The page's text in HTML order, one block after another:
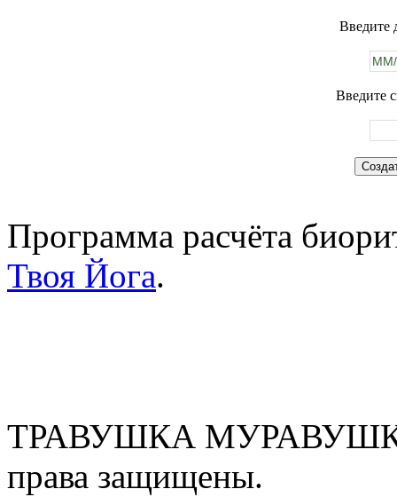
Введите
Введите
Программа расчёта
Твоя Йога.
ТРАВУШКА
права защищены.